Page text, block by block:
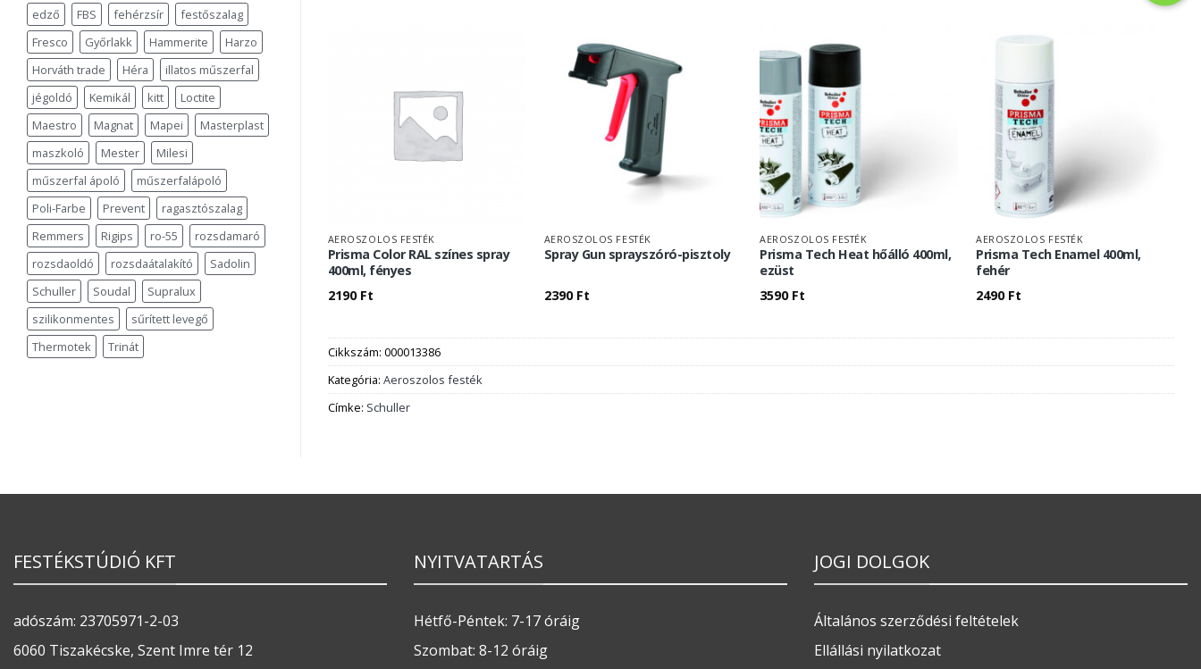
edző
FBS fehérzsír
festőszalag
Fresco
Győrlakk Hammerite
Harzo
Horváth trade
Héra
illatos műszerfal
jégoldó
Kemikál kitt
Loctite
Maestro
Magnat Mapei
Masterplast
maszkoló
Mester
Milesi
műszerfal ápoló
műszerfalápoló
Poli-Farbe
Prevent
ragasztószalag
Remmers
Rigips ro-55
rozsdamaró
rozsdaoldó
rozsdaátalakító
Sadolin
Schuller
Soudal
Supralux
szilikonmentes
sűrített levegő
Thermotek
Trinát
AEROSZOLOS FESTÉK
Prisma Color RAL színes spray
400ml, fényes
2190 Ft
AEROSZOLOS FESTÉK
Spray Gun sprayszóró-pisztoly
2390 Ft
AEROSZOLOS FESTÉK
Prisma Tech Heat hőálló 400ml,
ezüst
3590 Ft
AEROSZOLOS FESTÉK
Prisma Tech Enamel 400ml,
fehér
2490 Ft
Cikkszám: 000013386
Kategória: Aeroszolos festék
Címke: Schuller
FESTÉKSTÚDIÓ KFT
adószám: 23705971-2-03
6060 Tiszakécske, Szent Imre tér 12
NYITVATARTÁS
Hétfő-Péntek: 7-17 óráig
Szombat: 8-12 óráig
JOGI DOLGOK
Általános szerződési feltételek
Ellállási nyilatkozat